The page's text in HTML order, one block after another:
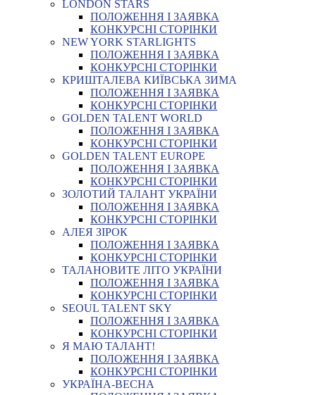
LONDON STARS
ПОЛОЖЕННЯ І ЗАЯВКА
КОНКУРСНІ СТОРІНКИ
NEW YORK STARLIGHTS
ПОЛОЖЕННЯ І ЗАЯВКА
КОНКУРСНІ СТОРІНКИ
КРИШТАЛЕВА КИЇВСЬКА ЗИМА
ПОЛОЖЕННЯ І ЗАЯВКА
КОНКУРСНІ СТОРІНКИ
GOLDEN TALENT WORLD
ПОЛОЖЕННЯ І ЗАЯВКА
КОНКУРСНІ СТОРІНКИ
GOLDEN TALENT EUROPE
ПОЛОЖЕННЯ І ЗАЯВКА
КОНКУРСНІ СТОРІНКИ
ЗОЛОТИЙ ТАЛАНТ УКРАЇНИ
ПОЛОЖЕННЯ І ЗАЯВКА
КОНКУРСНІ СТОРІНКИ
АЛЕЯ ЗІРОК
ПОЛОЖЕННЯ І ЗАЯВКА
КОНКУРСНІ СТОРІНКИ
ТАЛАНОВИТЕ ЛІТО УКРАЇНИ
ПОЛОЖЕННЯ І ЗАЯВКА
КОНКУРСНІ СТОРІНКИ
SEOUL TALENT SKY
ПОЛОЖЕННЯ І ЗАЯВКА
КОНКУРСНІ СТОРІНКИ
Я МАЮ ТАЛАНТ!
ПОЛОЖЕННЯ І ЗАЯВКА
КОНКУРСНІ СТОРІНКИ
УКРАЇНА-ВЕСНА